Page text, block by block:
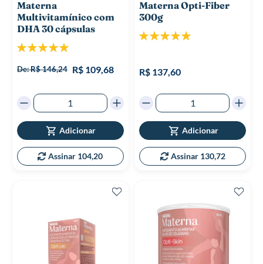
Materna
Multivitamínico com
DHA 30 cápsulas
Classificação:
De:R$ 146,24 R$ 109,68
Adicionar
Assinar 104,20
Materna Opti-Fiber
300g
Classificação:
R$ 137,60
Adicionar
Assinar 130,72